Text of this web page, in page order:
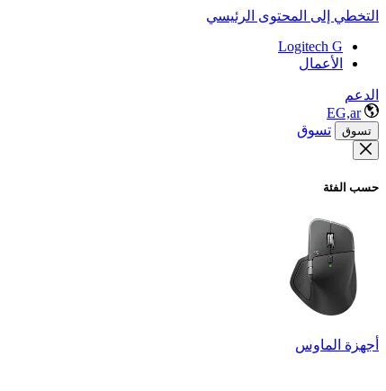
التخطي إلى المحتوى الرئيسي
Logitech G
الأعمال
الدعم
EG,ar
تسوق تسوق
حسب الفئة
أجهزة الماوس